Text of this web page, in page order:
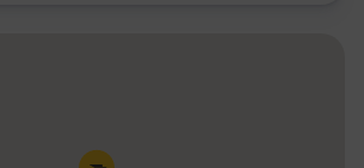
Pin de la carte